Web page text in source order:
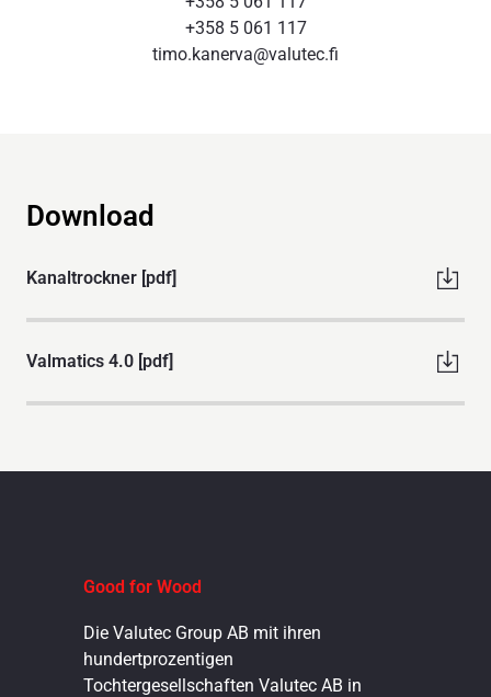
+358 5 061 117
timo.kanerva@valutec.fi
Download
Kanaltrockner [pdf]
Valmatics 4.0 [pdf]
Good for Wood
Die Valutec Group AB mit ihren
hundertprozentigen
Tochtergesellschaften Valutec AB in